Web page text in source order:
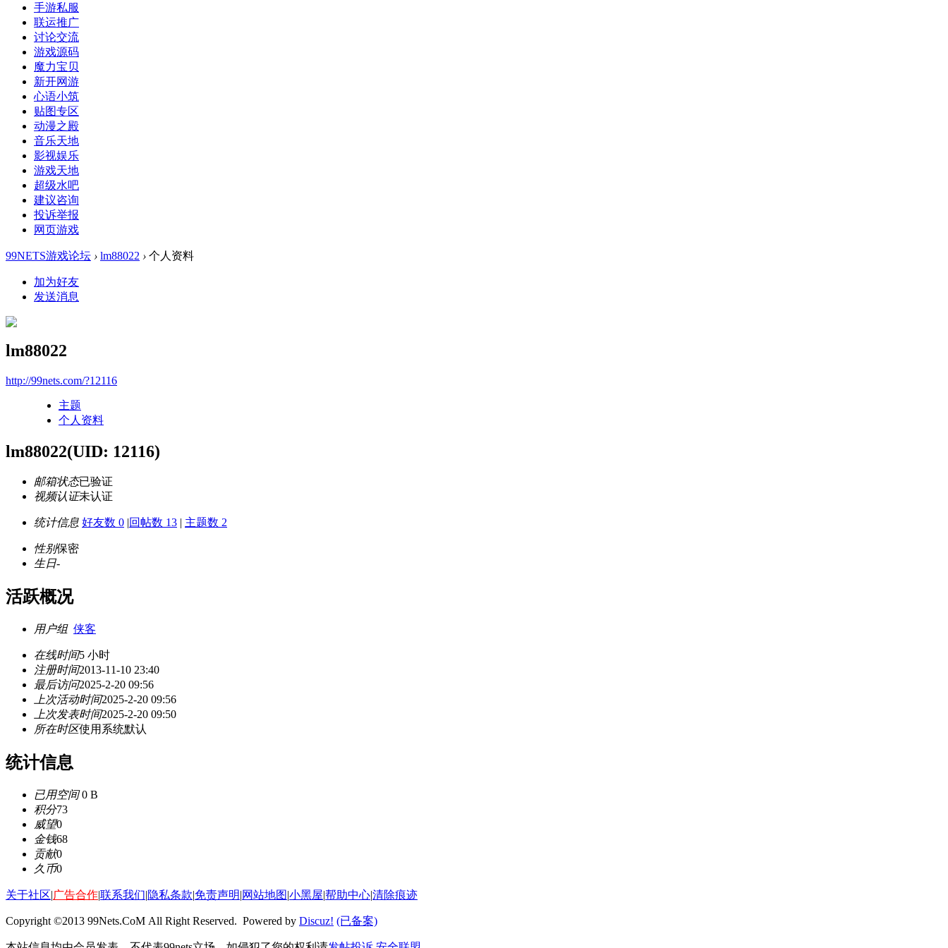
手游私服
联运推广
讨论交流
游戏源码
魔力宝贝
新开网游
心语小筑
贴图专区
动漫之殿
音乐天地
影视娱乐
游戏天地
超级水吧
建议咨询
投诉举报
网页游戏
99NETS游戏论坛 › lm88022 › 个人资料
加为好友
发送消息
lm88022
http://99nets.com/?12116
主题
个人资料
lm88022(UID: 12116)
邮箱状态已验证
视频认证未认证
统计信息 好友数 0 |回帖数 13 | 主题数 2
性别保密
生日-
活跃概况
用户组 侠客
在线时间5 小时
注册时间2013-11-10 23:40
最后访问2025-2-20 09:56
上次活动时间2025-2-20 09:56
上次发表时间2025-2-20 09:50
所在时区使用系统默认
统计信息
已用空间0 B
积分73
威望0
金钱68
贡献0
久币0
关于社区|广告合作|联系我们|隐私条款|免责声明|网站地图|小黑屋|帮助中心|清除痕迹
Copyright ©2013 99Nets.CoM All Right Reserved. Powered by Discuz! (已备案)